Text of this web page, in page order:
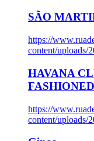
SÃO
https://
content/uploads/
HAVANA
https://
content/uploads/